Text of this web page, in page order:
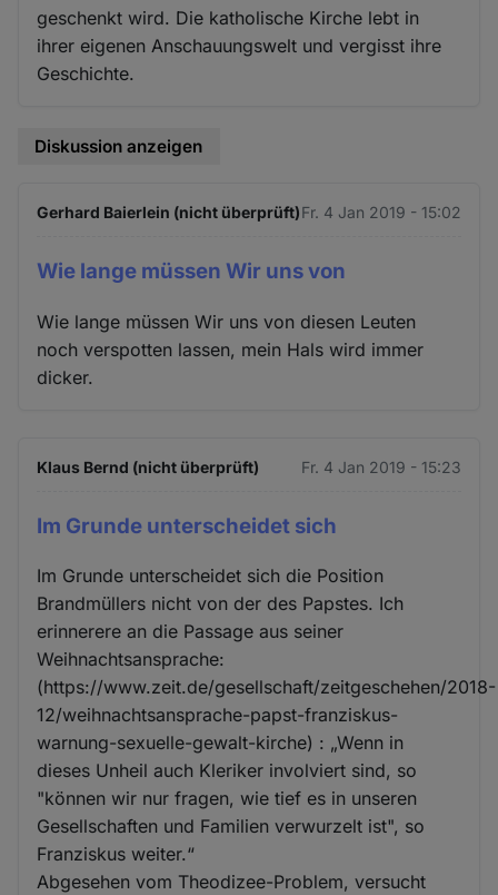
geschenkt wird. Die katholische Kirche lebt in
ihrer eigenen Anschauungswelt und vergisst ihre
Geschichte.
Diskussion anzeigen
Gerhard Baierlein (nicht überprüft)Fr. 4 Jan 2019 - 15:02
Wie lange müssen Wir uns von
Wie lange müssen Wir uns von diesen Leuten
noch verspotten lassen, mein Hals wird immer
dicker.
Klaus Bernd (nicht überprüft) Fr. 4 Jan 2019 - 15:23
Im Grunde unterscheidet sich
Im Grunde unterscheidet sich die Position
Brandmüllers nicht von der des Papstes. Ich
erinnerere an die Passage aus seiner
Weihnachtsansprache:
(https://www.zeit.de/gesellschaft/zeitgeschehen/2018-
12/weihnachtsansprache-papst-franziskus-
warnung-sexuelle-gewalt-kirche) : „Wenn in
dieses Unheil auch Kleriker involviert sind, so
"können wir nur fragen, wie tief es in unseren
Gesellschaften und Familien verwurzelt ist", so
Franziskus weiter.“
Abgesehen vom Theodizee-Problem, versucht